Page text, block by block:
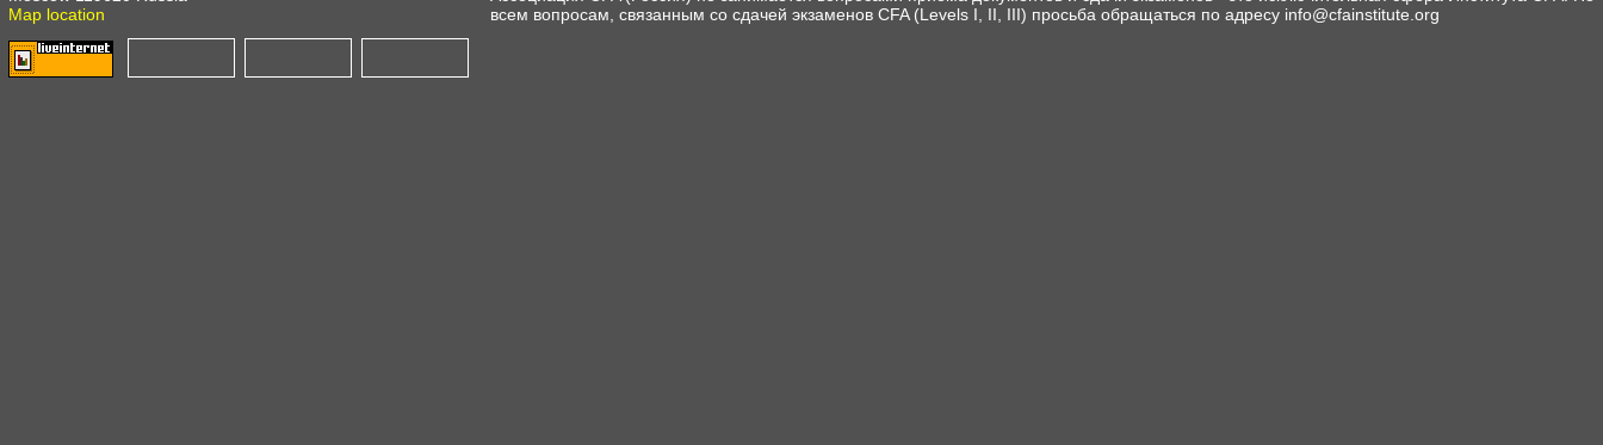
Map location
всем вопросам, связанным со сдачей экзаменов CFA (Levels I, II, III) просьба обращаться по адресу info@cfainstitute.org